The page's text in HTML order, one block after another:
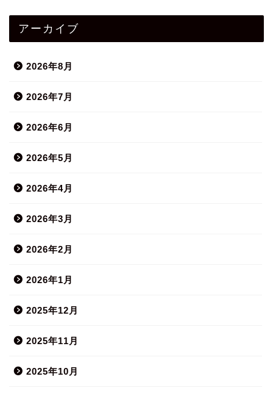
アーカイブ
2026年8月
2026年7月
2026年6月
2026年5月
2026年4月
2026年3月
2026年2月
2026年1月
2025年12月
2025年11月
2025年10月